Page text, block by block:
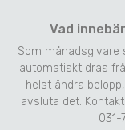
Vad
Som
automatiskt dras
helst ändra
avsluta det.
031-